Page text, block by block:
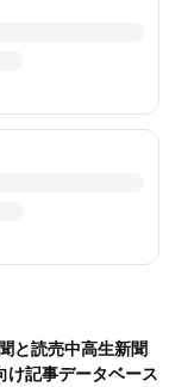
と読売中高生新聞
記事データベース